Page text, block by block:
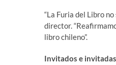
“La Furia del Libro
director.
libro chileno”.
Invitados e